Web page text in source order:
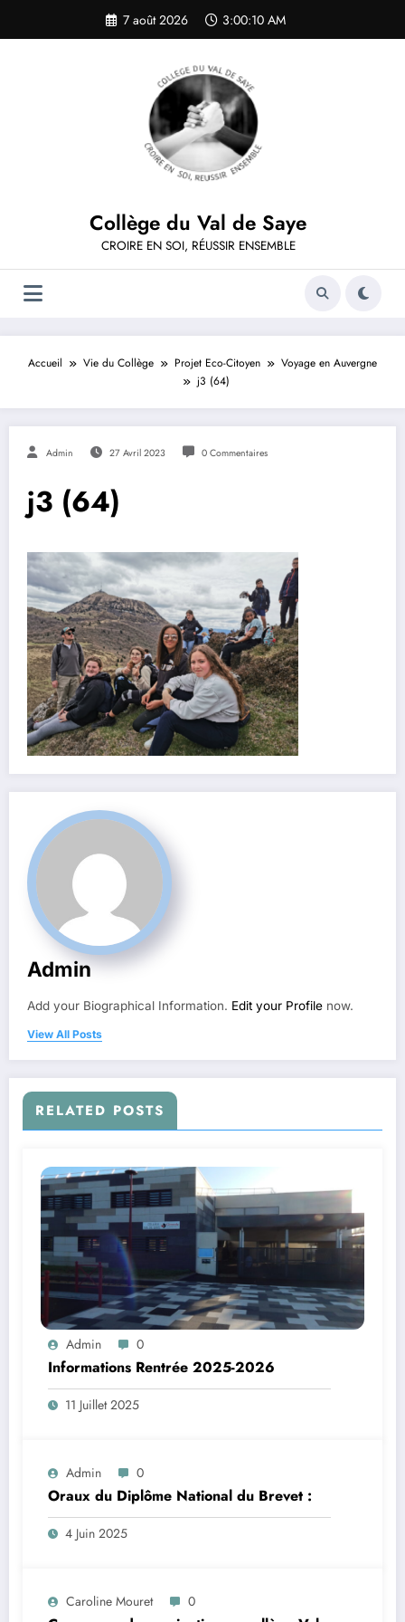
contenu
7 août 2026 3:00:10 AM
Collège du Val de Saye
CROIRE EN SOI, RÉUSSIR ENSEMBLE
Accueil Vie du Collège Projet Eco-Citoyen
Voyage en Auvergne
j3 (64)
Admin 27 Avril 2023 0 Commentaires
j3 (64)
Admin
Add your Biographical Information. Edit your Profile now.
View All Posts
RELATED POSTS
Admin 0
Informations Rentrée 2025-2026
11 Juillet 2025
Admin 0
Oraux du Diplôme National du Brevet :
4 Juin 2025
Caroline Mouret 0